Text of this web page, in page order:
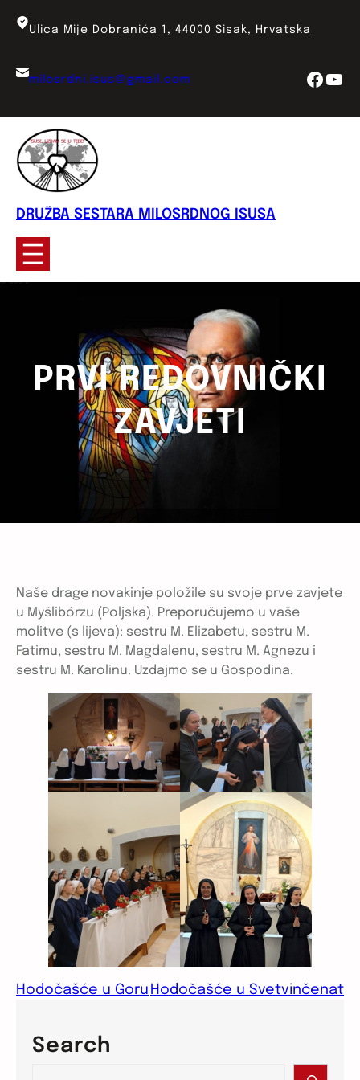
Ulica Mije Dobranića 1, 44000 Sisak, Hrvatska
milosrdni.isus@gmail.com
DRUŽBA SESTARA MILOSRDNOG ISUSA
PRVI REDOVNIČKI
ZAVJETI
Naše drage novakinje položile su svoje prve zavjete
u Myślibórzu (Poljska). Preporučujemo u vaše
molitve (s lijeva): sestru M. Elizabetu, sestru M.
Fatimu, sestru M. Magdalenu, sestru M. Agnezu i
sestru M. Karolinu. Uzdajmo se u Gospodina.
Hodočašće u Goru Hodočašće u Svetvinčenat
Search